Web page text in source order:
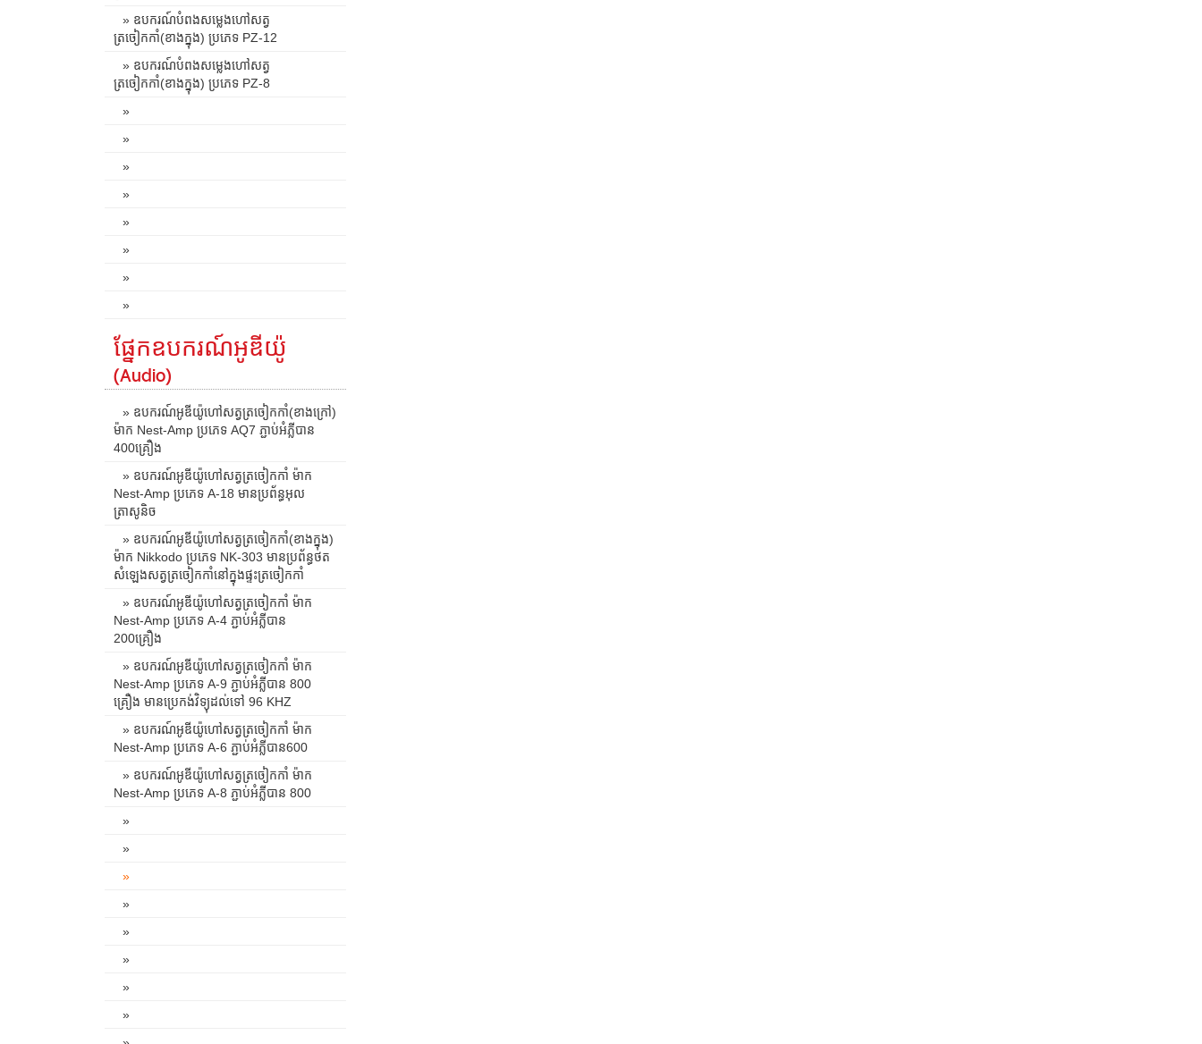
» ឧបករណ៍បំពងសម្លេងហៅសត្វ
ត្រចៀកកាំ(ខាងក្នុង) ប្រភេទ PZ-12
» ឧបករណ៍បំពងសម្លេងហៅសត្វ
ត្រចៀកកាំ(ខាងក្នុង) ប្រភេទ PZ-8
»
»
»
»
»
»
»
»
ផ្នែកឧបករណ៍អូឌីយ៉ូ
(Audio)
» ឧបករណ៍អូឌីយ៉ូហៅសត្វត្រចៀកកាំ(ខាងក្រៅ)
ម៉ាក Nest-Amp ប្រភេទ AQ7 ភ្ជាប់អំភ្លីបាន
400គ្រឿង
» ឧបករណ៍អូឌីយ៉ូហៅសត្វត្រចៀកកាំ ម៉ាក
Nest-Amp ប្រភេទ A-18 មានប្រព័ន្ធអុល
ត្រាសូនិច
» ឧបករណ៍អូឌីយ៉ូហៅសត្វត្រចៀកកាំ(ខាងក្នុង)
ម៉ាក Nikkodo ប្រភេទ NK-303 មានប្រព័ន្ធថត
សំឡេងសត្វត្រចៀកកាំនៅក្នុងផ្ទះត្រចៀកកាំ
» ឧបករណ៍អូឌីយ៉ូហៅសត្វត្រចៀកកាំ ម៉ាក
Nest-Amp ប្រភេទ A-4 ភ្ជាប់អំភ្លីបាន
200គ្រឿង
» ឧបករណ៍អូឌីយ៉ូហៅសត្វត្រចៀកកាំ ម៉ាក
Nest-Amp ប្រភេទ A-9 ភ្ជាប់អំភ្លីបាន 800
គ្រឿង មានប្រេកង់វិទ្យុដល់ទៅ 96 KHZ
» ឧបករណ៍អូឌីយ៉ូហៅសត្វត្រចៀកកាំ ម៉ាក
Nest-Amp ប្រភេទ A-6 ភ្ជាប់អំភ្លីបាន600
» ឧបករណ៍អូឌីយ៉ូហៅសត្វត្រចៀកកាំ ម៉ាក
Nest-Amp ប្រភេទ A-8 ភ្ជាប់អំភ្លីបាន 800
»
»
»
»
»
»
»
»